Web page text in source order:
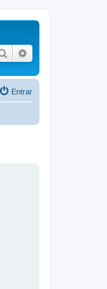
Pesquisar
Entrar